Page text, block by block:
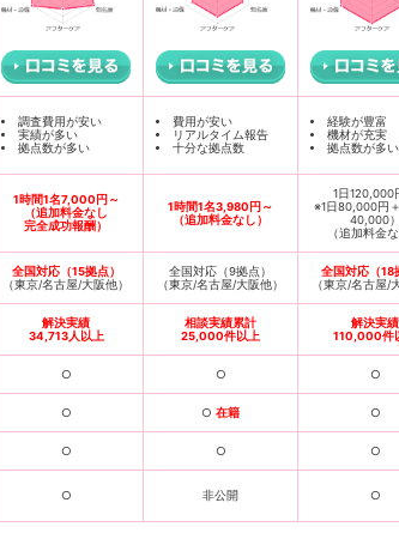
調査費用が安い
実績が多い
拠点数が多い
費用が安い
リアルタイム報告
十分な拠点数
経験が豊富
機材が充実
拠点数が多い
1時間1名7,000円～
（追加料金なし
完全成功報酬）
1時間1名3,980円～
（追加料金なし）
1日120,000
※1日80,000円
40,000）
（追加料金な
全国対応（15拠点）
（東京/名古屋/大阪他）
全国対応（9拠点）
（東京/名古屋/大阪他）
全国対応（18
（東京/名古屋/
解決実績
34,713人以上
相談実績累計
25,000件以上
解決実績
110,000件
○ ○ ○
○ ○ 在籍 ○
○ ○ ○
○ 非公開 ○